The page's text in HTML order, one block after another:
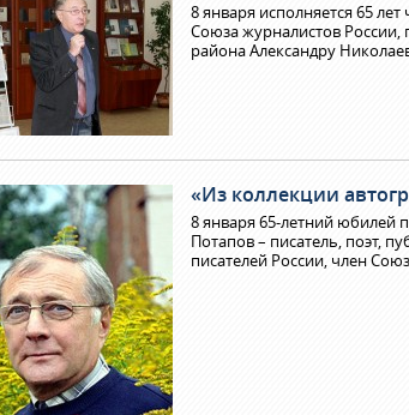
8 января исполняется 65
Союза журналистов
района Александру
«Из коллекции
8 января 65-летний юбилей
Потапов – писатель, поэт,
писателей России, член